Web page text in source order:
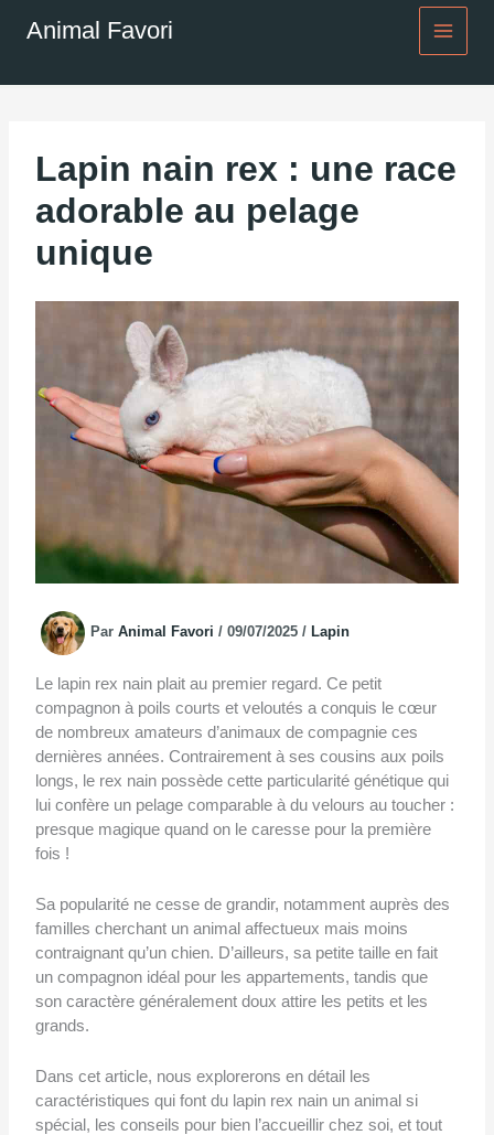
Animal Favori
Lapin nain rex : une race
adorable au pelage
unique
ParAnimal Favori/09/07/2025/ Lapin
Le lapin rex nain plait au premier regard. Ce petit
compagnon à poils courts et veloutés a conquis le cœur
de nombreux amateurs d’animaux de compagnie ces
dernières années. Contrairement à ses cousins aux poils
longs, le rex nain possède cette particularité génétique qui
lui confère un pelage comparable à du velours au toucher :
presque magique quand on le caresse pour la première
fois !
Sa popularité ne cesse de grandir, notamment auprès des
familles cherchant un animal affectueux mais moins
contraignant qu’un chien. D’ailleurs, sa petite taille en fait
un compagnon idéal pour les appartements, tandis que
son caractère généralement doux attire les petits et les
grands.
Dans cet article, nous explorerons en détail les
caractéristiques qui font du lapin rex nain un animal si
spécial, les conseils pour bien l’accueillir chez soi, et tout